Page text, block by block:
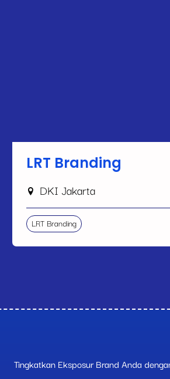
LRT Branding
DKI Jakarta
LRT Branding
Tingkatkan Eksposur Brand Anda